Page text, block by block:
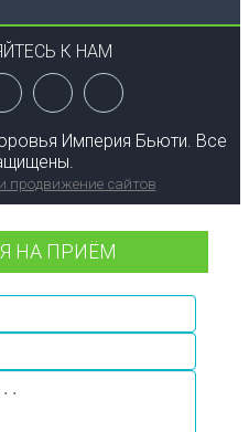
К НАМ
Империя Бьюти. Все
и продвижение сайтов
НА ПРИЁМ